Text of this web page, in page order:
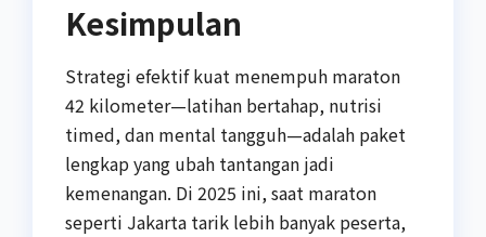
Kesimpulan
Strategi efektif kuat menempuh maraton
42 kilometer—latihan bertahap, nutrisi
timed, dan mental tangguh—adalah paket
lengkap yang ubah tantangan jadi
kemenangan. Di 2025 ini, saat maraton
seperti Jakarta tarik lebih banyak peserta,